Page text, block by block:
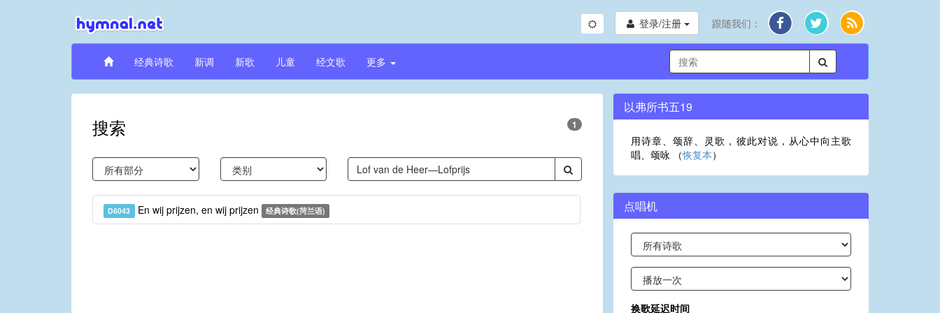
登录/注册 跟随我们：
经典诗歌 新调 新歌 儿童 经文歌 更多
搜索 1
D6043 En wij prijzen, en wij prijzen 经典诗歌(菏兰语)
以弗所书五19
用诗章、颂辞、灵歌，彼此对说，从心中向主歌
唱、颂咏 （恢复本）
点唱机
换歌延迟时间